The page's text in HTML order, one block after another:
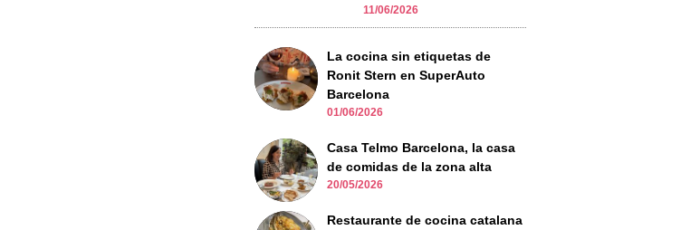
11/06/2026
La cocina sin etiquetas de
Ronit Stern en SuperAuto
Barcelona
01/06/2026
Casa Telmo Barcelona, la casa
de comidas de la zona alta
20/05/2026
Restaurante de cocina catalana